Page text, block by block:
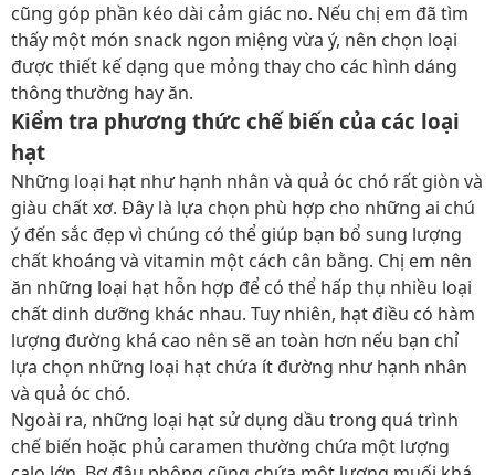
cũng góp phần kéo dài cảm giác no. Nếu chị em đã tìm
thấy một món snack ngon miệng vừa ý, nên chọn loại
được thiết kế dạng que mỏng thay cho các hình dáng
thông thường hay ăn.
Kiểm tra phương thức chế biến của các loại
hạt
Những loại hạt như hạnh nhân và quả óc chó rất giòn và
giàu chất xơ. Đây là lựa chọn phù hợp cho những ai chú
ý đến sắc đẹp vì chúng có thể giúp bạn bổ sung lượng
chất khoáng và vitamin một cách cân bằng. Chị em nên
ăn những loại hạt hỗn hợp để có thể hấp thụ nhiều loại
chất dinh dưỡng khác nhau. Tuy nhiên, hạt điều có hàm
lượng đường khá cao nên sẽ an toàn hơn nếu bạn chỉ
lựa chọn những loại hạt chứa ít đường như hạnh nhân
và quả óc chó.
Ngoài ra, những loại hạt sử dụng dầu trong quá trình
chế biến hoặc phủ caramen thường chứa một lượng